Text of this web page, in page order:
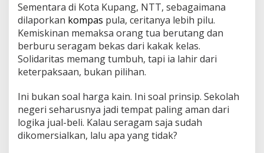
Sementara di Kota Kupang, NTT, sebagaimana
dilaporkan kompas pula, ceritanya lebih pilu.
Kemiskinan memaksa orang tua berutang dan
berburu seragam bekas dari kakak kelas.
Solidaritas memang tumbuh, tapi ia lahir dari
keterpaksaan, bukan pilihan.
Ini bukan soal harga kain. Ini soal prinsip. Sekolah
negeri seharusnya jadi tempat paling aman dari
logika jual-beli. Kalau seragam saja sudah
dikomersialkan, lalu apa yang tidak?